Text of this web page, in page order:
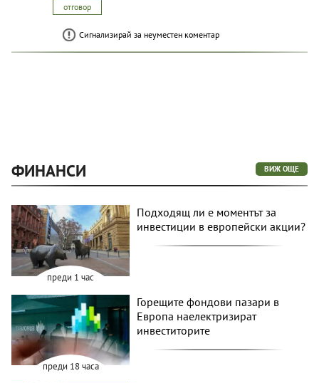
отговор
Сигнализирай за неуместен коментар
ФИНАНСИ ВИЖ ОЩЕ
преди 1 час
Подходящ ли е моментът за
инвестиции в европейски акции?
преди 18 часа
Горещите фондови пазари в
Европа наелектризират
инвеститорите